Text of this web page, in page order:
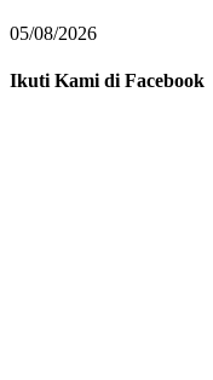
05/08/2026
Ikuti Kami di Facebook